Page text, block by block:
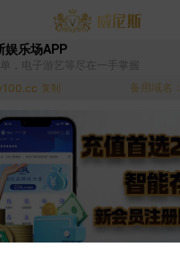
娱乐场APP
单，电子游艺等尽在一手掌握
复制 备用域名：